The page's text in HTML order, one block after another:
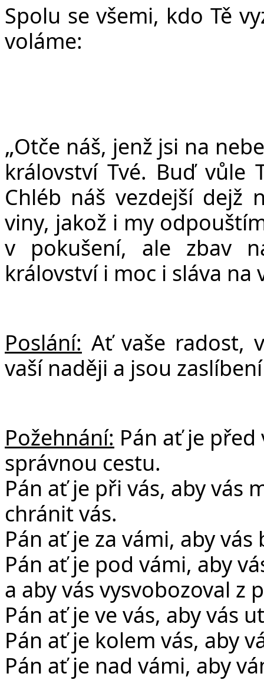
Spolu se všemi, kdo Tě
voláme:
„Otče náš, jenž jsi na
království Tvé. Buďvůle
Chléb náš vezdejší dejž
viny, jakož i my odpouš
v pokušení, ale zbav
království i moc i sláva na
Poslání: Ať vaše radost,
vaší naději a jsou
Požehnání: Pán ať je
správnou cestu.
Pán ať je při vás, aby vás
chránit vás.
Pán ať je za vámi, aby
Pán ať je pod vámi, aby
a aby vás vysvobozoval z
Pán ať je ve vás, aby vás
Pán ať je kolem vás, aby
Pán ať je nad vámi, aby